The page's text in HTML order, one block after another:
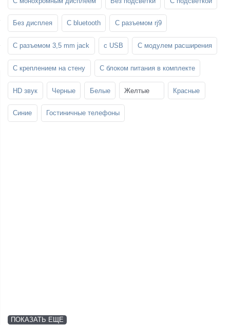
Без дисплея С bluetooth С разъемом rj9
С разъемом 3,5 mm jack с USB С модулем расширения
С креплением на стену С блоком питания в комплекте
HD звук Черные Белые Желтые Красные
Синие Гостиничные телефоны
ПОКАЗАТЬ ЕЩЕ
Стойки и крепления для панелей и
телевизоров
Демо-комплекты ВКС
Шахтные телефоны
Звукоизоляционные кабины
SFP-модули
3G/4G LTE и ADSL модемы
Мобильные телефоны